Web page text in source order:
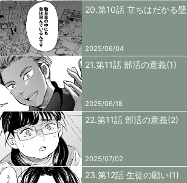
20.第10話 立ちはだかる壁
2025/06/04
21.第11話 部活の意義(1)
2025/06/18
22.第11話 部活の意義(2)
2025/07/02
23.第12話 生徒の願い(1)